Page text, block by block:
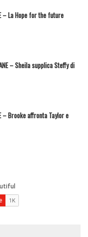
– La Hope for the future
– Sheila supplica Steffy di
– Brooke affronta Taylor e